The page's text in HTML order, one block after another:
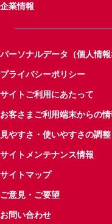
企業情報
パーソナルデータ（個人情
プライバシーポリシー
サイトご利用にあたって
お客さまご利用端末からの
見やすさ・使いやすさの調整
サイトメンテナンス情報
サイトマップ
ご意見・ご要望
お問い合わせ